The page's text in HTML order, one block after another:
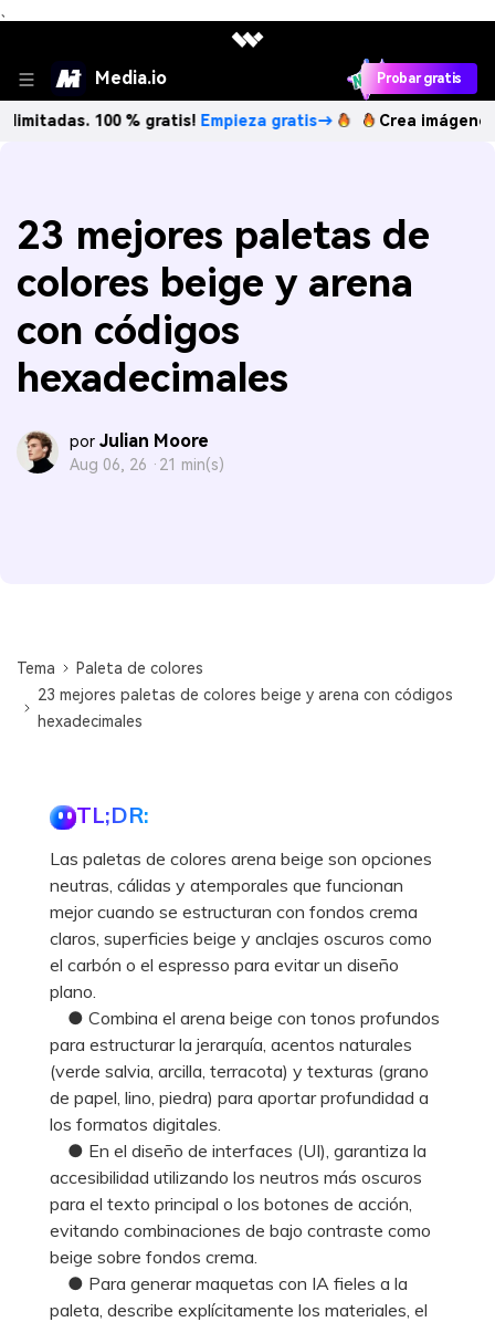
、
Media.io Probar gratis
100 % gratis!Empieza gratis→ Crea imágenes IA
23 mejores paletas de
colores beige y arena
con códigos
hexadecimales
por Julian Moore
Aug 06, 26 · 21 min(s)
Tema
Paleta de colores
23 mejores paletas de colores beige y arena con códigos
hexadecimales
TL;DR:
Las paletas de colores arena beige son opciones
neutras, cálidas y atemporales que funcionan
mejor cuando se estructuran con fondos crema
claros, superficies beige y anclajes oscuros como
el carbón o el espresso para evitar un diseño
plano.
● Combina el arena beige con tonos profundos
para estructurar la jerarquía, acentos naturales
(verde salvia, arcilla, terracota) y texturas (grano
de papel, lino, piedra) para aportar profundidad a
los formatos digitales.
● En el diseño de interfaces (UI), garantiza la
accesibilidad utilizando los neutros más oscuros
para el texto principal o los botones de acción,
evitando combinaciones de bajo contraste como
beige sobre fondos crema.
● Para generar maquetas con IA fieles a la
paleta, describe explícitamente los materiales, el